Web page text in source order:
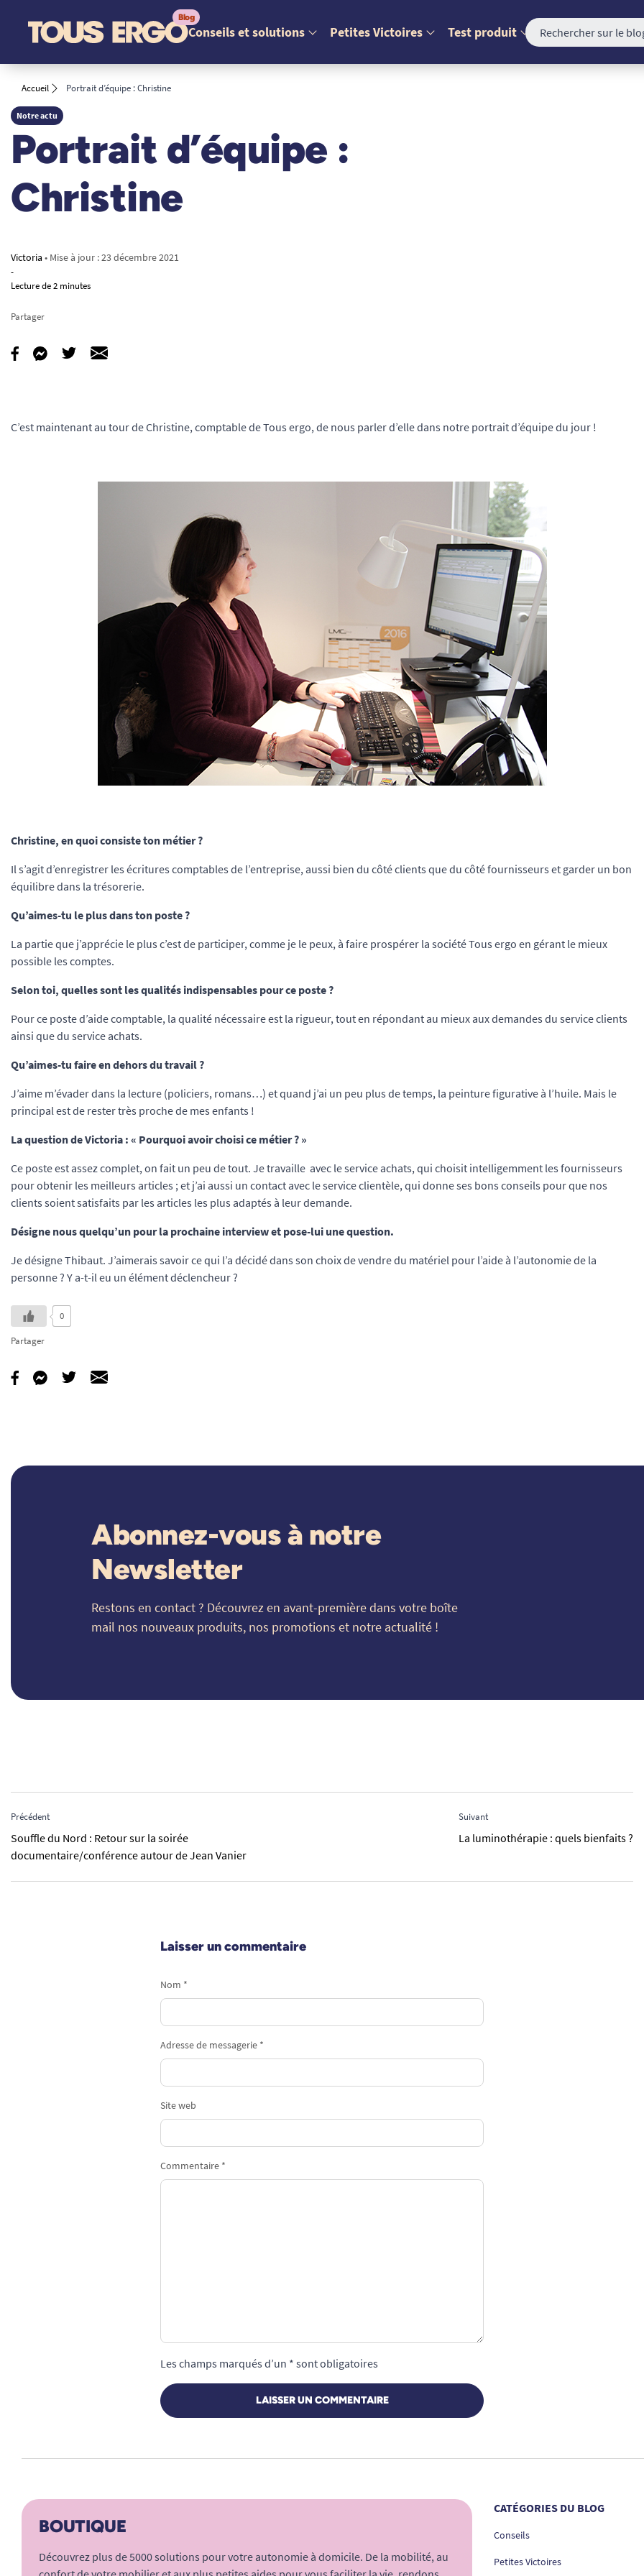
Conseils et solutions Petites Victoires Test produit
Accueil Portrait d’équipe : Christine
Notre actu
Portrait d’équipe :
Christine
Victoria • Mise à jour :23 décembre 2021
-
Lecture de 2 minutes
Partager
C’est maintenant au tour de Christine, comptable de Tous ergo, de nous parler d’elle dans notre portrait d’équipe du jour !
Christine, en quoi consiste ton métier ?
Il s’agit d’enregistrer les écritures comptables de l’entreprise, aussi bien du côté clients que du côté fournisseurs et garder un bon
équilibre dans la trésorerie.
Qu’aimes-tu le plus dans ton poste ?
La partie que j’apprécie le plus c’est de participer, comme je le peux, à faire prospérer la société Tous ergo en gérant le mieux
possible les comptes.
Selon toi, quelles sont les qualités indispensables pour ce poste ?
Pour ce poste d’aide comptable, la qualité nécessaire est la rigueur, tout en répondant au mieux aux demandes du service clients
ainsi que du service achats.
Qu’aimes-tu faire en dehors du travail ?
J’aime m’évader dans la lecture (policiers, romans…) et quand j’ai un peu plus de temps, la peinture figurative à l’huile. Mais le
principal est de rester très proche de mes enfants !
La question de Victoria : « Pourquoi avoir choisi ce métier? »
Ce poste est assez complet, on fait un peu de tout. Je travaille avec le service achats, qui choisit intelligemment les fournisseurs
pour obtenir les meilleurs articles ; et j’ai aussi un contact avec le service clientèle, qui donne ses bons conseils pour que nos
clients soient satisfaits par les articles les plus adaptés à leur demande.
Désigne nous quelqu’un pour la prochaine interview et pose-lui une question.
Je désigne Thibaut. J’aimerais savoir ce qui l’a décidé dans son choix de vendre du matériel pour l’aide à l’autonomie de la
personne ? Y a-t-il eu un élément déclencheur ?
0
Partager
Abonnez-vous à notre
Newsletter
Restons en contact ? Découvrez en avant-première dans votre boîte
mail nos nouveaux produits, nos promotions et notre actualité !
Précédent
Souffle du Nord : Retour sur la soirée
documentaire/conférence autour de Jean Vanier
Suivant
La luminothérapie : quels bienfaits ?
Laisser un commentaire
Nom *
Adresse de messagerie *
Site web
Commentaire *
Les champs marqués d’un * sont obligatoires
LAISSER UN COMMENTAIRE
BOUTIQUE
Découvrez plus de 5000 solutions pour votre autonomie à domicile. De la mobilité, au
CATÉGORIES DU BLOG
Conseils
Petites Victoires